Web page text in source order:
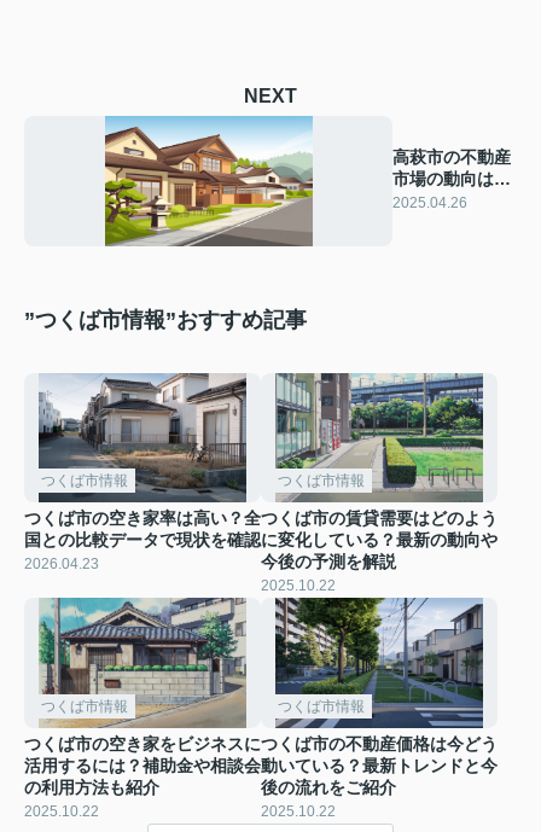
NEXT
高萩市の不動産
市場の動向は？
売却のポイント
2025.04.26
”つくば市情報”おすすめ記事
つくば市情報
つくば市の空き家率は高い？全
国との比較データで現状を確認
2026.04.23
つくば市情報
つくば市の賃貸需要はどのよう
に変化している？最新の動向や
今後の予測を解説
2025.10.22
つくば市情報
つくば市の空き家をビジネスに
活用するには？補助金や相談会
の利用方法も紹介
2025.10.22
つくば市情報
つくば市の不動産価格は今どう
動いている？最新トレンドと今
後の流れをご紹介
2025.10.22